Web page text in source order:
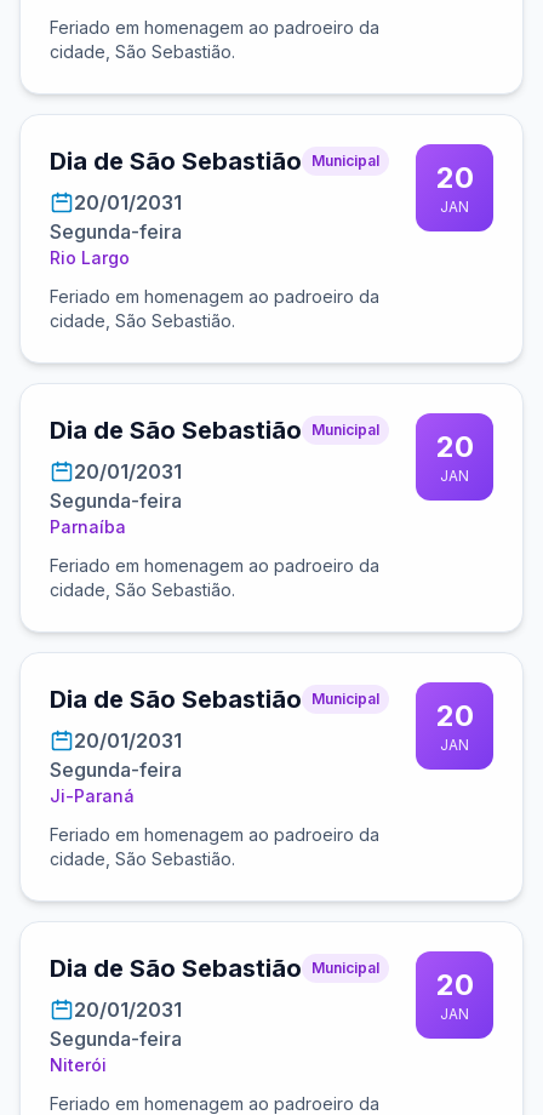
Feriado em homenagem ao padroeiro da
cidade, São Sebastião.
Dia de São Sebastião Municipal
20/01/2031
Segunda-feira
Rio Largo
Feriado em homenagem ao padroeiro da
cidade, São Sebastião.
20
JAN
Dia de São Sebastião Municipal
20/01/2031
Segunda-feira
Parnaíba
Feriado em homenagem ao padroeiro da
cidade, São Sebastião.
20
JAN
Dia de São Sebastião Municipal
20/01/2031
Segunda-feira
Ji-Paraná
Feriado em homenagem ao padroeiro da
cidade, São Sebastião.
20
JAN
Dia de São Sebastião Municipal
20/01/2031
Segunda-feira
Niterói
Feriado em homenagem ao padroeiro da
20
JAN